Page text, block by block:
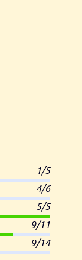
1/5
4/6
5/5
9/11
9/14